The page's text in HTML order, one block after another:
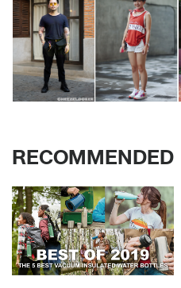
RECOMMENDED